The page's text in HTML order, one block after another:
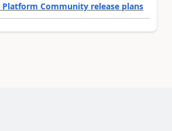
Community release plans